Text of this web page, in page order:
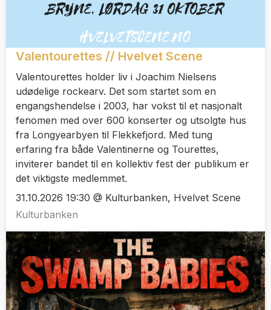
Valentourettes // Hvelvet Scene
Valentourettes holder liv i Joachim Nielsens
udødelige rockearv. Det som startet som en
engangshendelse i 2003, har vokst til et nasjonalt
fenomen med over 600 konserter og utsolgte hus
fra Longyearbyen til Flekkefjord. Med tung
erfaring fra både Valentinerne og Tourettes,
inviterer bandet til en kollektiv fest der publikum er
det viktigste medlemmet.
31.10.2026 19:30 @ Kulturbanken, Hvelvet Scene
Kulturbanken